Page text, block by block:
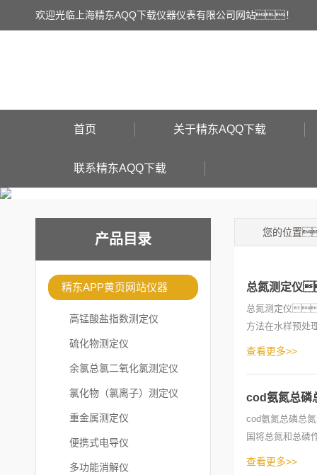
欢迎光临上海精东AQQ下载仪器仪表有限公司网站！
首页 关于精东AQQ下载
联系精东AQQ下载
产品目录
精东APP黄页网站仪器
高锰酸盐指数测定仪
硫化物测定仪
余氯总氯二氧化氯测定仪
氯化物（氯离子）测定仪
重金属测定仪
便携式电导仪
多功能消解仪
您的位置
总氮测定仪
总氮测定仪
方法在水样预
处理在测定地
查看更多>>
cod氨氮总磷
cod氨氮总磷总
国将总氮和总
有机氮的总
查看更多>>